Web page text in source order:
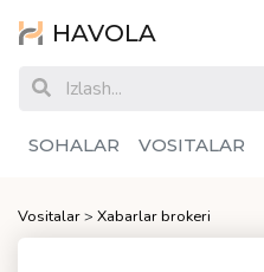
HAVOLA
SOHALAR VOSITALAR
Vositalar> Xabarlar brokeri